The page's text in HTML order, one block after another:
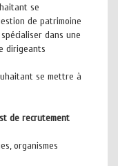
se
de patrimoine
dans une
dirigeants
se mettre à
de recrutement
organismes